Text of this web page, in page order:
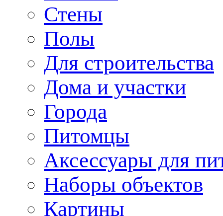
Стены
Полы
Для строительства
Дома и участки
Города
Питомцы
Аксессуары для
Наборы объектов
Картины